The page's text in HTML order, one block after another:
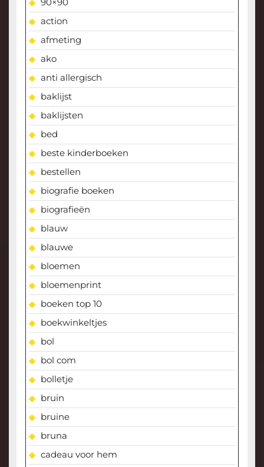
90×90
action
afmeting
ako
anti allergisch
baklijst
baklijsten
bed
beste kinderboeken
bestellen
biografie boeken
biografieën
blauw
blauwe
bloemen
bloemenprint
boeken top 10
boekwinkeltjes
bol
bol com
bolletje
bruin
bruine
bruna
cadeau voor hem